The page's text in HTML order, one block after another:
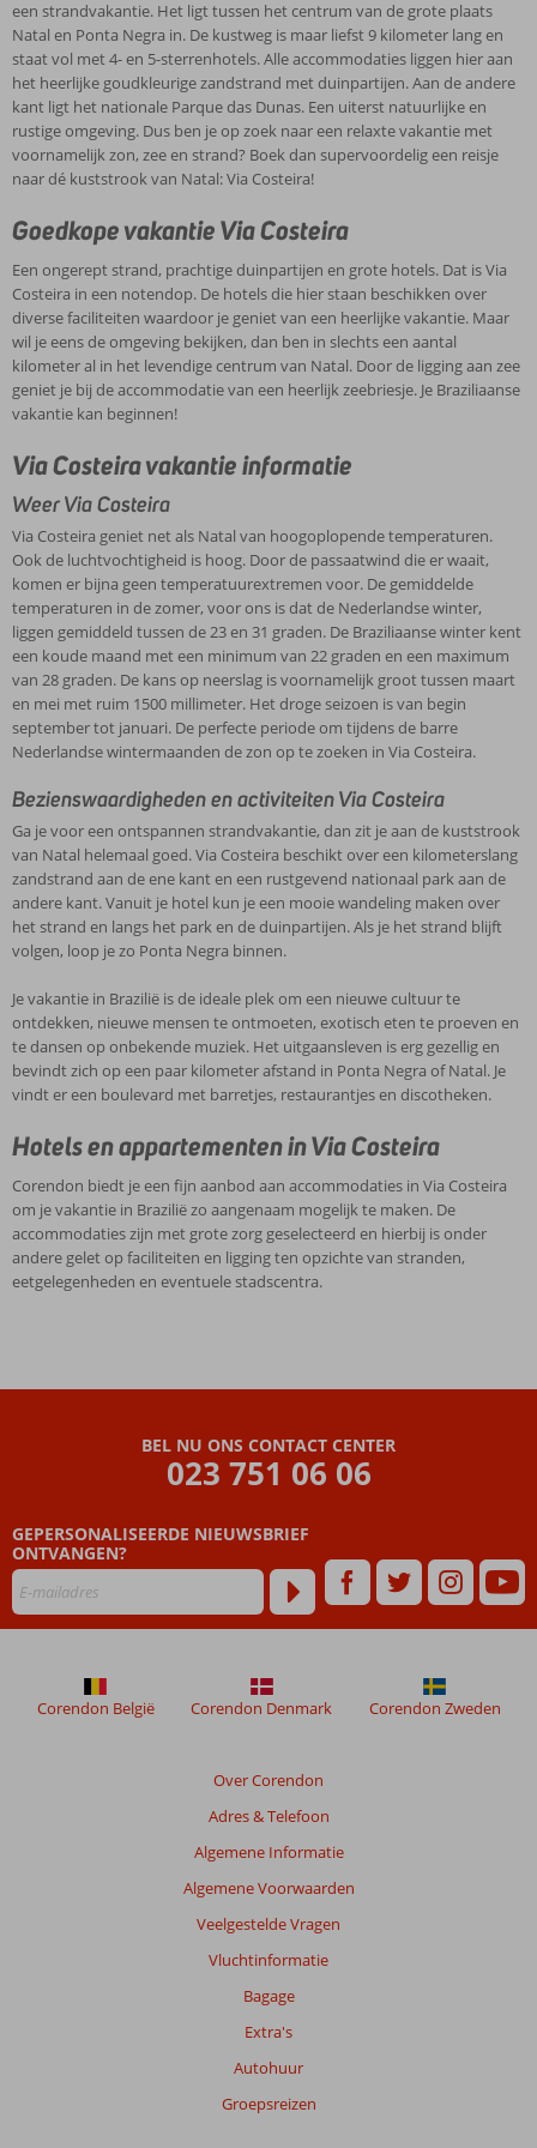
een strandvakantie. Het ligt tussen het centrum van de grote plaats
Natal en Ponta Negra in. De kustweg is maar liefst 9 kilometer lang en
staat vol met 4- en 5-sterrenhotels. Alle accommodaties liggen hier aan
het heerlijke goudkleurige zandstrand met duinpartijen. Aan de andere
kant ligt het nationale Parque das Dunas. Een uiterst natuurlijke en
rustige omgeving. Dus ben je op zoek naar een relaxte vakantie met
voornamelijk zon, zee en strand? Boek dan supervoordelig een reisje
naar dé kuststrook van Natal: Via Costeira!
Goedkope vakantie Via Costeira
Een ongerept strand, prachtige duinpartijen en grote hotels. Dat is Via
Costeira in een notendop. De hotels die hier staan beschikken over
diverse faciliteiten waardoor je geniet van een heerlijke vakantie. Maar
wil je eens de omgeving bekijken, dan ben in slechts een aantal
kilometer al in het levendige centrum van Natal. Door de ligging aan zee
geniet je bij de accommodatie van een heerlijk zeebriesje. Je Braziliaanse
vakantie kan beginnen!
Via Costeira vakantie informatie
Weer Via Costeira
Via Costeira geniet net als Natal van hoogoplopende temperaturen.
Ook de luchtvochtigheid is hoog. Door de passaatwind die er waait,
komen er bijna geen temperatuurextremen voor. De gemiddelde
temperaturen in de zomer, voor ons is dat de Nederlandse winter,
liggen gemiddeld tussen de 23 en 31 graden. De Braziliaanse winter kent
een koude maand met een minimum van 22 graden en een maximum
van 28 graden. De kans op neerslag is voornamelijk groot tussen maart
en mei met ruim 1500 millimeter. Het droge seizoen is van begin
september tot januari. De perfecte periode om tijdens de barre
Nederlandse wintermaanden de zon op te zoeken in Via Costeira.
Bezienswaardigheden en activiteiten Via Costeira
Ga je voor een ontspannen strandvakantie, dan zit je aan de kuststrook
van Natal helemaal goed. Via Costeira beschikt over een kilometerslang
zandstrand aan de ene kant en een rustgevend nationaal park aan de
andere kant. Vanuit je hotel kun je een mooie wandeling maken over
het strand en langs het park en de duinpartijen. Als je het strand blijft
volgen, loop je zo Ponta Negra binnen.
Je vakantie in Brazilië is de ideale plek om een nieuwe cultuur te
ontdekken, nieuwe mensen te ontmoeten, exotisch eten te proeven en
te dansen op onbekende muziek. Het uitgaansleven is erg gezellig en
bevindt zich op een paar kilometer afstand in Ponta Negra of Natal. Je
vindt er een boulevard met barretjes, restaurantjes en discotheken.
Hotels en appartementen in Via Costeira
Corendon biedt je een fijn aanbod aan accommodaties in Via Costeira
om je vakantie in Brazilië zo aangenaam mogelijk te maken. De
accommodaties zijn met grote zorg geselecteerd en hierbij is onder
andere gelet op faciliteiten en ligging ten opzichte van stranden,
eetgelegenheden en eventuele stadscentra.
BEL NU ONS CONTACT CENTER
023 751 06 06
GEPERSONALISEERDE NIEUWSBRIEF
ONTVANGEN?
Over Corendon
Adres & Telefoon
Algemene Informatie
Algemene Voorwaarden
Veelgestelde Vragen
Vluchtinformatie
Bagage
Extra's
Autohuur
Groepsreizen
Corendon België Corendon Denmark Corendon Zweden